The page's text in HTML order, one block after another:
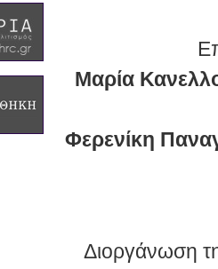
Μαρία
Φερενίκη
Διοργάνωση